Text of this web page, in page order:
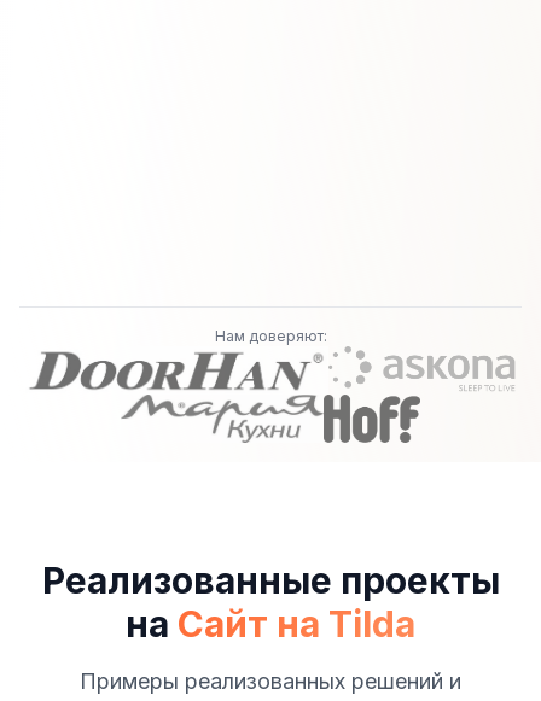
Нам доверяют:
Реализованные проекты
на Сайт на Tilda
Примеры реализованных решений и